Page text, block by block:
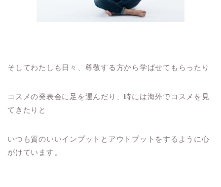
そしてわたしも日々、尊敬する方から学ばせてもらったり
コスメの発表会に足を運んだり、時には海外でコスメを見
てきたりと
いつも質のいいインプットとアウトプットをするように心
がけています。